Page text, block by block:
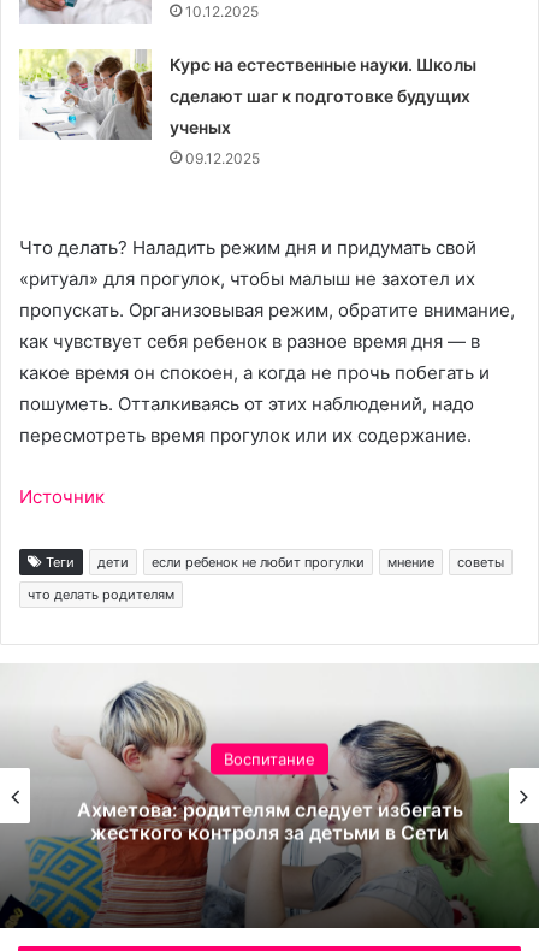
10.12.2025
Курс на естественные науки. Школы
сделают шаг к подготовке будущих
ученых
09.12.2025
Что делать? Наладить режим дня и придумать свой
«ритуал» для прогулок, чтобы малыш не захотел их
пропускать. Организовывая режим, обратите внимание,
как чувствует себя ребенок в разное время дня — в
какое время он спокоен, а когда не прочь побегать и
пошуметь. Отталкиваясь от этих наблюдений, надо
пересмотреть время прогулок или их содержание.
Источник
Теги дети если ребенок не любит прогулки мнение
советы
что делать родителям
Воспитание
Ахметова: родителям следует избегать
жесткого контроля за детьми в Сети